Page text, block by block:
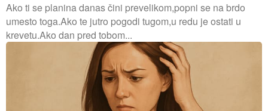
Ako ti se planina danas čini prevelikom,popni se na brdo
umesto toga.Ako te jutro pogodi tugom,u redu je ostati u
krevetu.Ako dan pred tobom...